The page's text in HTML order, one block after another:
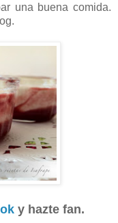
una buena comida.
y hazte fan.